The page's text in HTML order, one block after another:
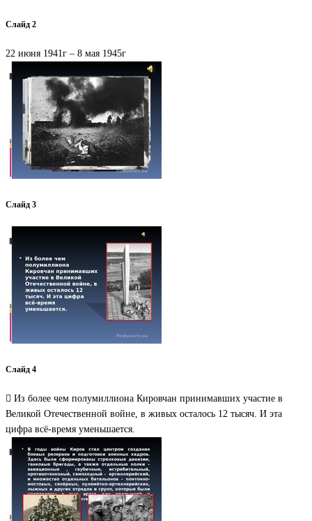
Слайд 2
22 июня 1941г – 8 мая 1945г
Слайд 3
Слайд 4
 Из более чем полумиллиона Кировчан принимавших участие в
Великой Отечественной войне, в живых осталось 12 тысяч. И эта
цифра всё-время уменьшается.